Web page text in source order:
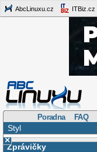
AbcLinuxu.cz ITBiz.cz
Poradna FAQ
Styl
×
Zprávičky